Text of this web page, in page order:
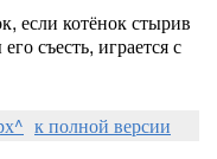
если котёнок стырив
съесть, играется с
к полной версии